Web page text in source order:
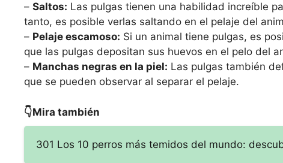
– Saltos: Las pulgas tienen una habilidad increíble
tanto, es posible verlas saltando en el pelaje del
– Pelaje escamoso: Si un animal tiene pulgas, es
que las pulgas depositan sus huevos en el pelo del
– Manchas negras en la piel: Las pulgas también
que se pueden observar al separar el pelaje.
👇Mira también
301 Los 10 perros más temidos del mundo: